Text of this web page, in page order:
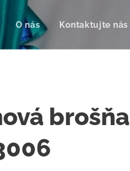
O nás Kontaktujte nás
brošňa